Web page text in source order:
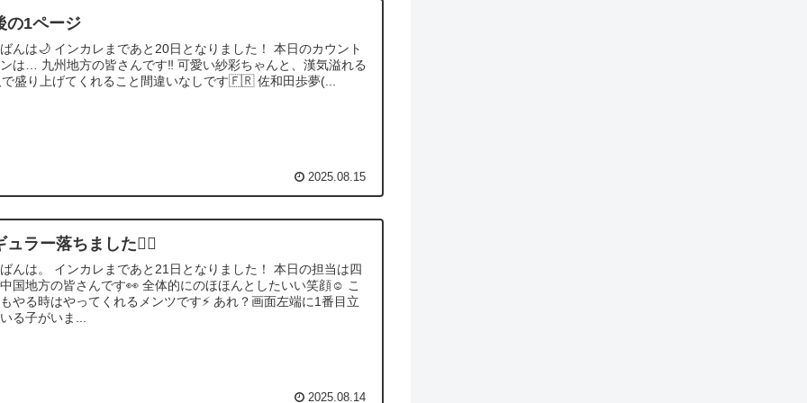
の1ページ
んは🌙 インカレまであと20日となりました！ 本日のカウント
は… 九州地方の皆さんです‼️ 可愛い紗彩ちゃんと、漢気溢れる
盛り上げてくれること間違いなしです🇫🇷 佐和田歩夢(...
2025.08.15
ュラー落ちました🤷‍♂️
んは。 インカレまであと21日となりました！ 本日の担当は四
国地方の皆さんです👀 全体的にのほほんとしたいい笑顔☺️ こ
やる時はやってくれるメンツです⚡️ あれ？画面左端に1番目立
る子がいま...
2025.08.14